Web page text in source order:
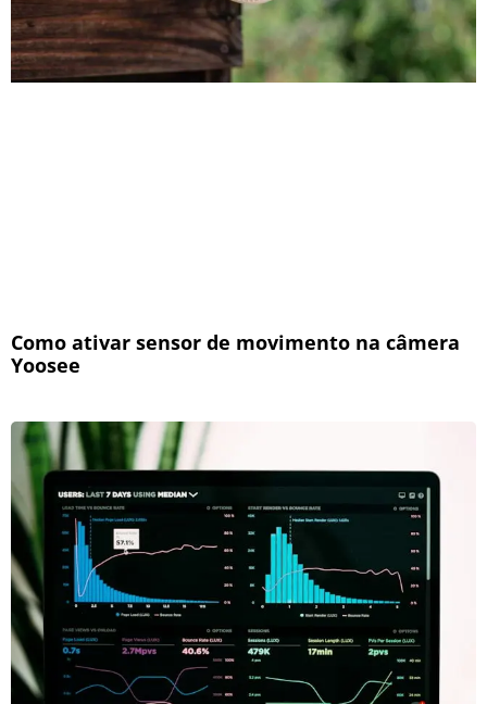
Como ativar sensor de movimento na câmera
Yoosee